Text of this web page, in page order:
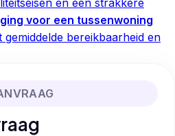
voor een tussenwoning
gemiddelde bereikbaarheid en